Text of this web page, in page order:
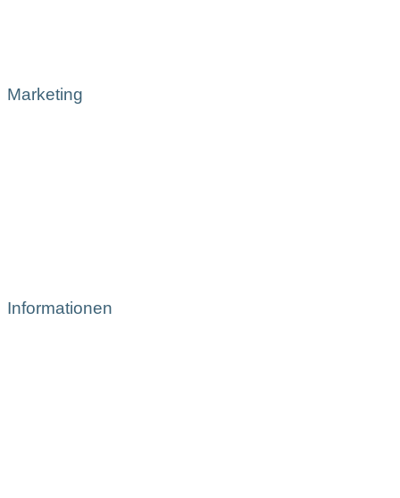
Marketing
Informationen